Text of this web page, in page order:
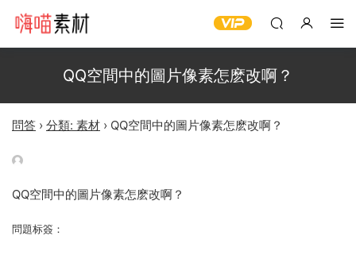
QQ空間中的圖片像素怎麽改啊？
問答 › 分類: 素材 › QQ空間中的圖片像素怎麽改啊？
QQ空間中的圖片像素怎麽改啊？
問題标簽：